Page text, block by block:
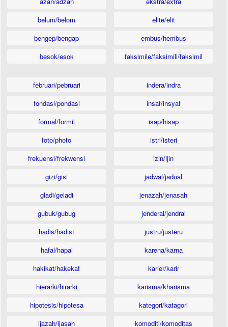
belum/belom
bengep/bengap
besok/esok
elite/elit
embus/hembus
faksimile/faksimili/faksimil
februari/pebruari
fondasi/pondasi
formal/formil
foto/photo
frekuensi/frekwensi
gizi/gisi
gladi/geladi
gubuk/gubug
hadis/hadist
hafal/hapal
hakikat/hakekat
hierarki/hirarki
hipotesis/hipotesa
ijazah/ijasah
indera/indra
insaf/insyaf
isap/hisap
istri/isteri
izin/ijin
jadwal/jadual
jenazah/jenasah
jenderal/jendral
justru/justeru
karena/karna
karier/karir
karisma/kharisma
kategori/katagori
komoditi/komoditas